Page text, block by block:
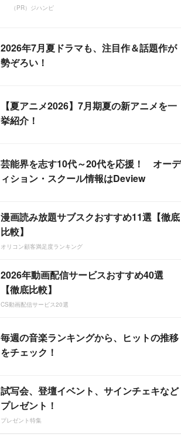
（PR）ジハンピ
2026年7月夏ドラマも、注目作＆話題作が
勢ぞろい！
【夏アニメ2026】7月期夏の新アニメを一
挙紹介！
芸能界を志す10代～20代を応援！ オーデ
ィション・スクール情報はDeview
漫画読み放題サブスクおすすめ11選【徹底
比較】
オリコン顧客満足度ランキング
2026年動画配信サービスおすすめ40選
【徹底比較】
CS動画配信サービス20選
毎週の音楽ランキングから、ヒットの推移
をチェック！
試写会、登壇イベント、サインチェキなど
プレゼント！
プレゼント特集